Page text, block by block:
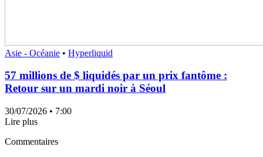
Asie - Océanie • Hyperliquid
57 millions de $ liquidés par un prix fantôme :
Retour sur un mardi noir à Séoul
30/07/2026 • 7:00
Lire plus
Commentaires